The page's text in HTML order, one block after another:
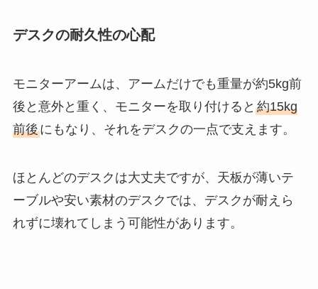
デスクの耐久性の心配
モニターアームは、アームだけでも重量が約5kg前
後と意外と重く、モニターを取り付けると 約15kg
前後にもなり、それをデスクの一点で支えます。
ほとんどのデスクは大丈夫ですが、天板が薄いテ
ーブルや安い素材のデスクでは、デスクが耐えら
れずに壊れてしまう可能性があります。